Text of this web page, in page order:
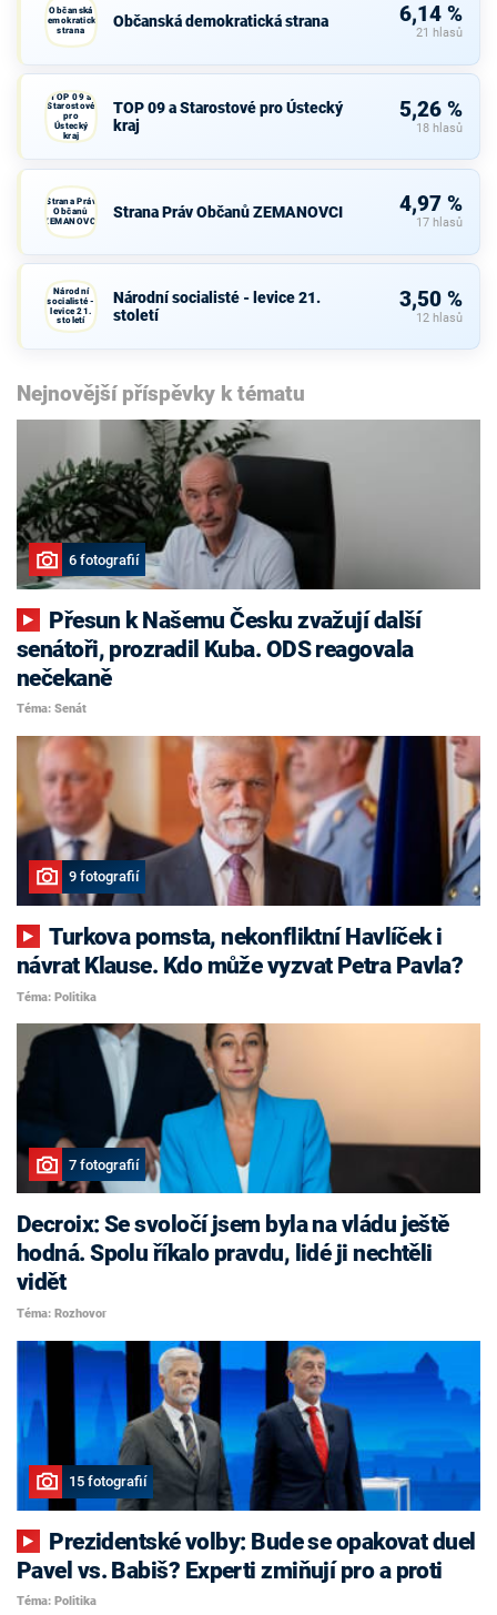
Občanská
demokratická
strana
Občanská demokratická strana 6,14 %
21 hlasů
TOP 09 a
Starostové
pro
Ústecký
kraj
TOP 09 a Starostové pro Ústecký
kraj
5,26 %
18 hlasů
Strana Práv
Občanů
ZEMANOVCI
Strana Práv Občanů ZEMANOVCI 4,97 %
17 hlasů
Národní
socialisté -
levice 21.
století
Národní socialisté - levice 21.
století
3,50 %
12 hlasů
Nejnovější příspěvky k tématu
6 fotografií
senátoři, prozradil Kuba. ODS reagovala
nečekaně
Téma: Senát
9 fotografií
Turkova pomsta, nekonfliktní Havlíček i
návrat Klause. Kdo může vyzvat Petra Pavla?
Téma: Politika
7 fotografií
Decroix: Se svoločí jsem byla na vládu ještě
hodná. Spolu říkalo pravdu, lidé ji nechtěli
vidět
Téma: Rozhovor
15 fotografií
Pavel vs. Babiš? Experti zmiňují pro a proti
Téma: Politika